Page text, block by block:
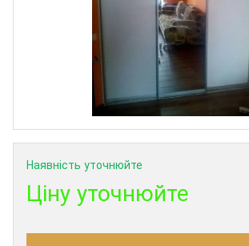
Наявність уточнюйте
Ціну уточнюйте